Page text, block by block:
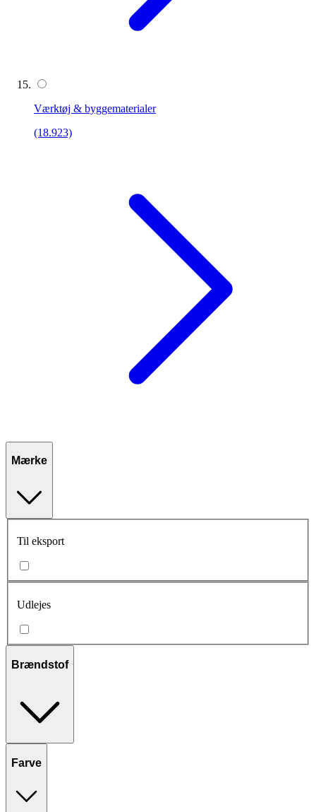
Værktøj & byggematerialer
(18.923)
Mærke
Til eksport
Udlejes
Brændstof
Farve